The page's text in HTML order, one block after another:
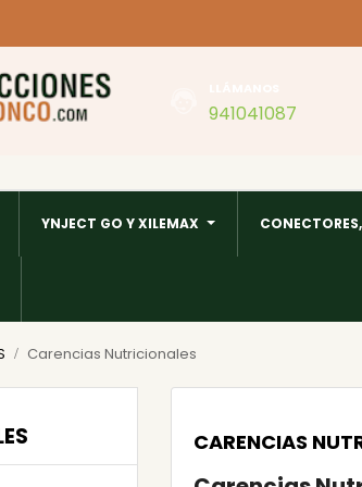
941041087
YNJECT GO Y XILEMAX
Carencias Nutricionales
CARENCIAS